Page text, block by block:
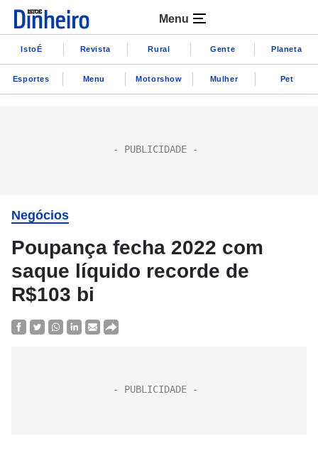
Menu
IstoÉ Revista Rural Gente Planeta
Esportes Menu Motorshow Mulher Pet
Negócios
Poupança fecha 2022 com
saque líquido recorde de
R$103 bi